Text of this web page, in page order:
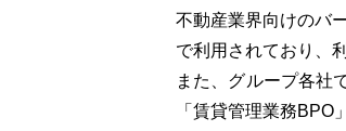
不動産業界向けのバ
で利用されており、
また、グループ各社
「賃貸管理業務BPO